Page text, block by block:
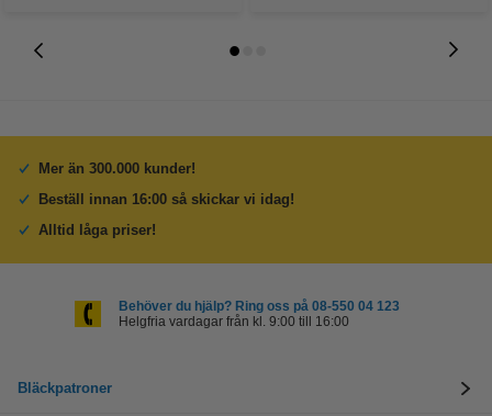
Mer än 300.000 kunder!
Beställ innan 16:00 så skickar vi idag!
Alltid låga priser!
Behöver du hjälp? Ring oss på 08-550 04 123
Helgfria vardagar från kl. 9:00 till 16:00
Bläckpatroner